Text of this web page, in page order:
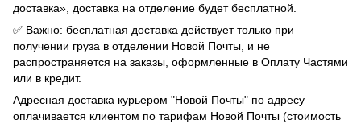
доставка», доставка на отделение будет бесплатной.
✅ Важно: бесплатная доставка действует только при
получении груза в отделении Новой Почты, и не
распространяется на заказы, оформленные в Оплату Частями
или в кредит.
Адресная доставка курьером "Новой Почты" по адресу
оплачивается клиентом по тарифам Новой Почты (стоимость